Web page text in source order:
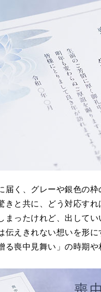
届く、グレーや銀色の
きと共に、どう対応す
まったけれど、出して
伝えきれない想いを形
る喪中見舞い」の時期や